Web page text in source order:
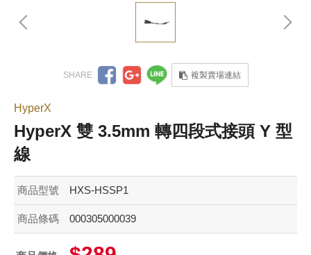
複製賣場連結
HyperX
HyperX 雙 3.5mm 轉四段式接頭 Y 型
線
商品型號 HXS-HSSP1
商品條碼 000305000039